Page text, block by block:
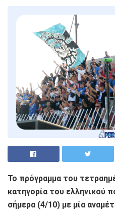
Το πρόγραμμα του
κατηγορία του ελληνικού
σήμερα (4/10) με μία